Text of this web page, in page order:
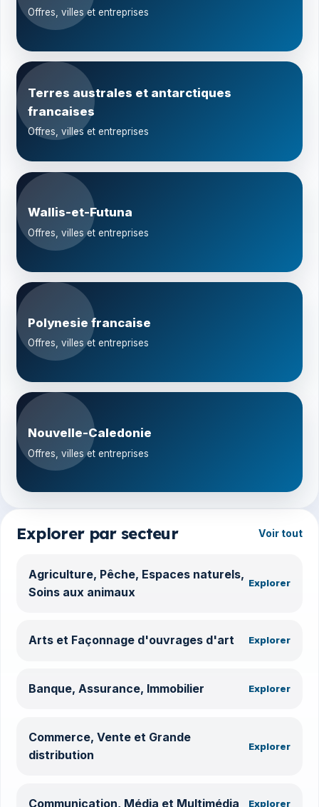
Offres, villes et entreprises
Terres australes et antarctiques
francaises
Offres, villes et entreprises
Wallis-et-Futuna
Offres, villes et entreprises
Polynesie francaise
Offres, villes et entreprises
Nouvelle-Caledonie
Offres, villes et entreprises
Explorer par secteur Voir tout
Agriculture, Pêche, Espaces naturels,
Soins aux animaux
Explorer
Arts et Façonnage d'ouvrages d'art Explorer
Banque, Assurance, Immobilier Explorer
Commerce, Vente et Grande
distribution
Explorer
Communication, Média et Multimédia Explorer